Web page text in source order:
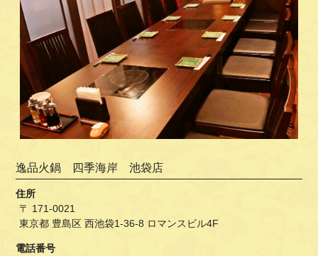
逸品火鍋 四季海岸 池袋店
住所
〒 171-0021
東京都 豊島区 西池袋1-36-8 ロマンスビル4F
電話番号